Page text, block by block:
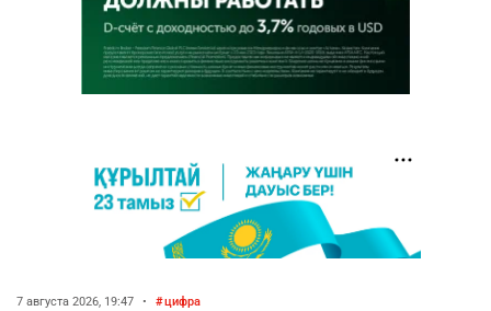
7 августа 2026, 19:47 • цифра